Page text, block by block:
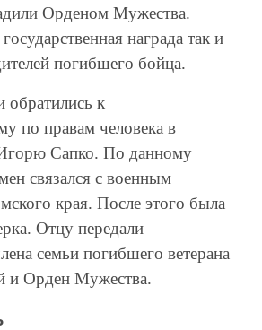
Орденом Мужества.
награда так и
погибшего бойца.
к
по правам человека в
Сапко. По данному
связался с военным
края. После этого была
Отцу передали
семьи погибшего ветерана
и Орден Мужества.